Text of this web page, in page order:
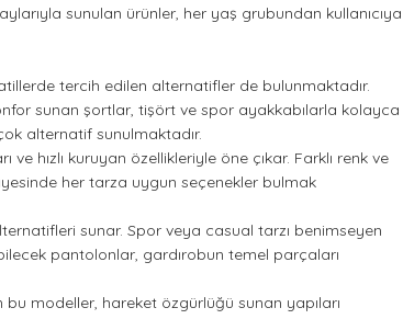
sunulan ürünler, her yaş grubundan kullanıcıya
tercih edilen alternatifler de bulunmaktadır.
sunan şortlar, tişört ve spor ayakkabılarla kolayca
alternatif sunulmaktadır.
hızlı kuruyan özellikleriyle öne çıkar. Farklı renk ve
her tarza uygun seçenekler bulmak
sunar. Spor veya casual tarzı benimseyen
pantolonlar, gardırobun temel parçaları
modeller, hareket özgürlüğü sunan yapıları